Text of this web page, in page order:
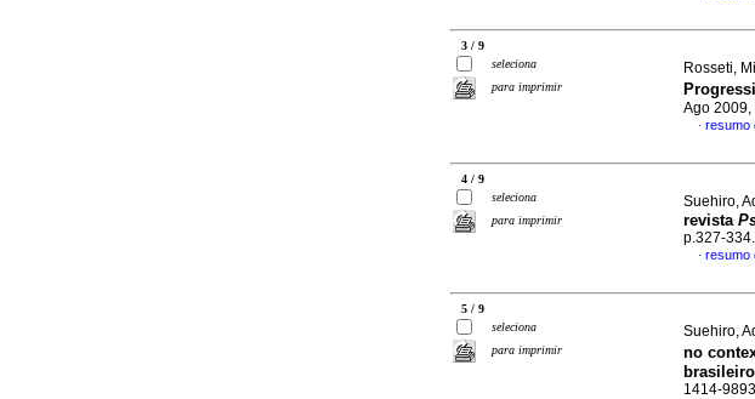
3 / 9
seleciona
para imprimir
Rosseti,
Ago 2009,
· resumo
4 / 9
seleciona
para imprimir
Suehiro,
revista
p.327-
· resumo
5 / 9
seleciona
para imprimir
Suehiro,
no
1414-9893